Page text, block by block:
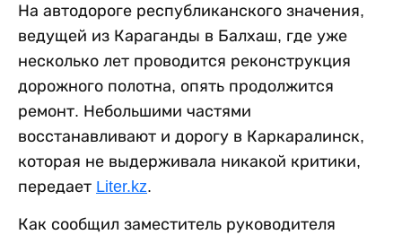
На автодороге республиканского значения,
ведущей из Караганды в Балхаш, где уже
несколько лет проводится реконструкция
дорожного полотна, опять продолжится
ремонт. Небольшими частями
восстанавливают и дорогу в Каркаралинск,
которая не выдерживала никакой критики,
передает Liter.kz.
Как сообщил заместитель руководителя